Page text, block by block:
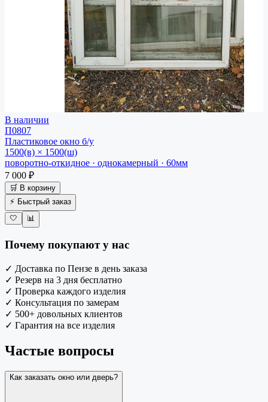
В наличии
П0807
Пластиковое окно б/у
1500(в) × 1500(ш)
поворотно-откидное · однокамерный · 60мм
7 000 ₽
🛒 В корзину
⚡ Быстрый заказ
🤍
📊
Почему покупают у нас
✓ Доставка по Пензе в день заказа
✓ Резерв на 3 дня бесплатно
✓ Проверка каждого изделия
✓ Консультация по замерам
✓ 500+ довольных клиентов
✓ Гарантия на все изделия
Частые вопросы
Как заказать окно или дверь?